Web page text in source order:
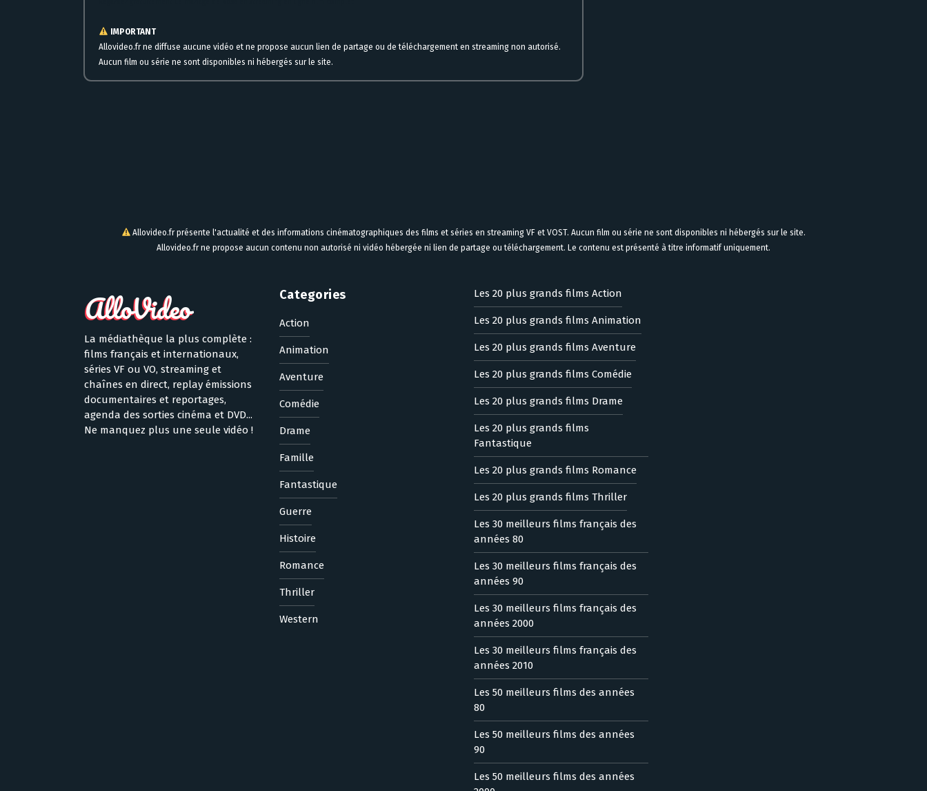
IMPORTANT
Allovideo.fr ne diffuse aucune vidéo et ne propose aucun lien de partage ou de téléchargement en streaming non autorisé.
Aucun film ou série ne sont disponibles ni hébergés sur le site.
Allovideo.fr présente l'actualité et des informations cinématographiques des films et séries en streaming VF et VOST. Aucun film ou série ne sont disponibles ni hébergés sur le site.
Allovideo.fr ne propose aucun contenu non autorisé ni vidéo hébergée ni lien de partage ou téléchargement. Le contenu est présenté à titre informatif uniquement.
La médiathèque la plus complète :
films français et internationaux,
séries VF ou VO, streaming et
chaînes en direct, replay émissions
documentaires et reportages,
agenda des sorties cinéma et DVD...
Ne manquez plus une seule vidéo !
Categories
Action
Animation
Aventure
Comédie
Drame
Famille
Fantastique
Guerre
Histoire
Romance
Thriller
Western
Les 20 plus grands films Action
Les 20 plus grands films Animation
Les 20 plus grands films Aventure
Les 20 plus grands films Comédie
Les 20 plus grands films Drame
Les 20 plus grands films
Fantastique
Les 20 plus grands films Romance
Les 20 plus grands films Thriller
Les 30 meilleurs films français des
années 80
Les 30 meilleurs films français des
années 90
Les 30 meilleurs films français des
années 2000
Les 30 meilleurs films français des
années 2010
Les 50 meilleurs films des années
80
Les 50 meilleurs films des années
90
Les 50 meilleurs films des années